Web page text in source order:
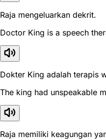
Raja mengeluarkan dekrit.
Doctor King is a speech
Dokter King adalah terapis
The king had unspeakable
Raja memiliki keagungan